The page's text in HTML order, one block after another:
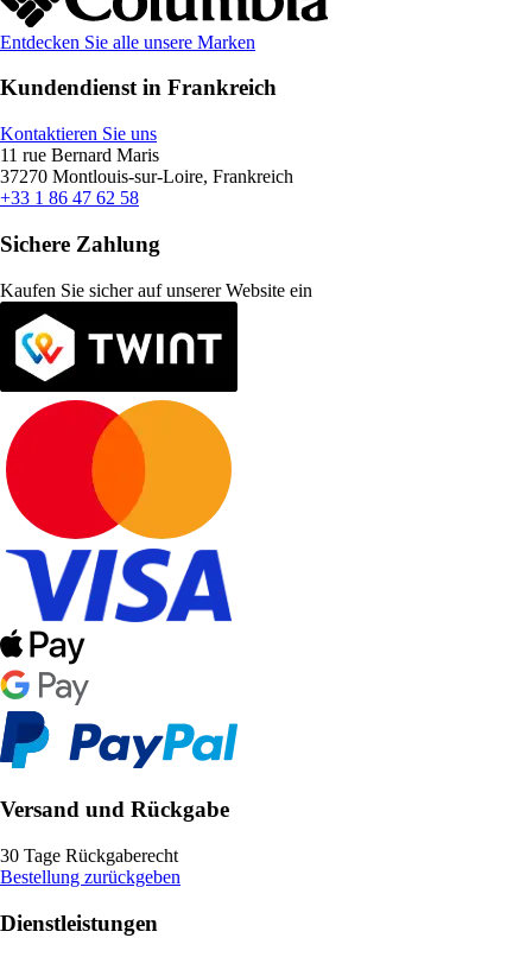
Entdecken Sie alle unsere Marken
Kundendienst in Frankreich
Kontaktieren Sie uns
11 rue Bernard Maris
37270 Montlouis-sur-Loire, Frankreich
+33 1 86 47 62 58
Sichere Zahlung
Kaufen Sie sicher auf unserer Website ein
Versand und Rückgabe
30 Tage Rückgaberecht
Bestellung zurückgeben
Dienstleistungen